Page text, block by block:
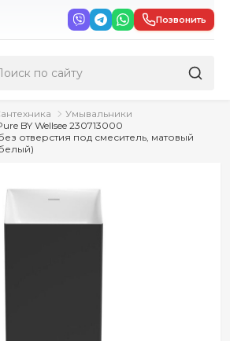
Позвонить
Умывальники
BY Wellsee 230713000
отверстия под смеситель, матовый